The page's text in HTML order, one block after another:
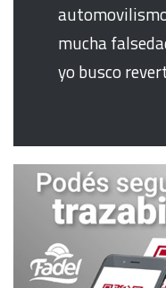
mucha
yo busco